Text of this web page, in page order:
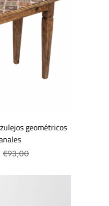
geométricos
€93,00